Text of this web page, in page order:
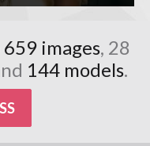
659 images, 28
144 models.